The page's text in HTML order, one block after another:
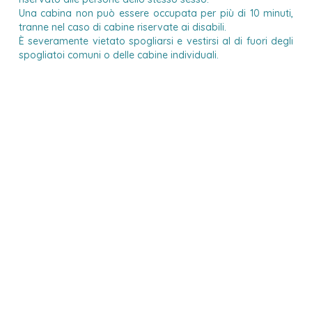
Una cabina non può essere occupata per più di 10 minuti,
tranne nel caso di cabine riservate ai disabili.
È severamente vietato spogliarsi e vestirsi al di fuori degli
spogliatoi comuni o delle cabine individuali.